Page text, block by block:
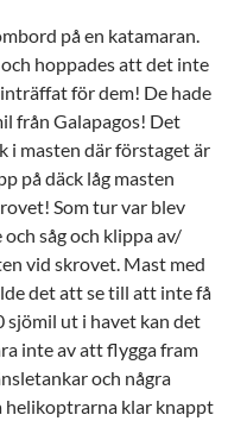
på en katamaran.
hoppades att det inte
för dem! De hade
från Galapagos! Det
i masten där förstaget är
på däck låg masten
Som tur var blev
såg och klippa av/
vid skrovet. Mast med
det att se till att inte få
sjömil ut i havet kan det
inte av att flygga fram
och några
helikoptrarna klar knappt